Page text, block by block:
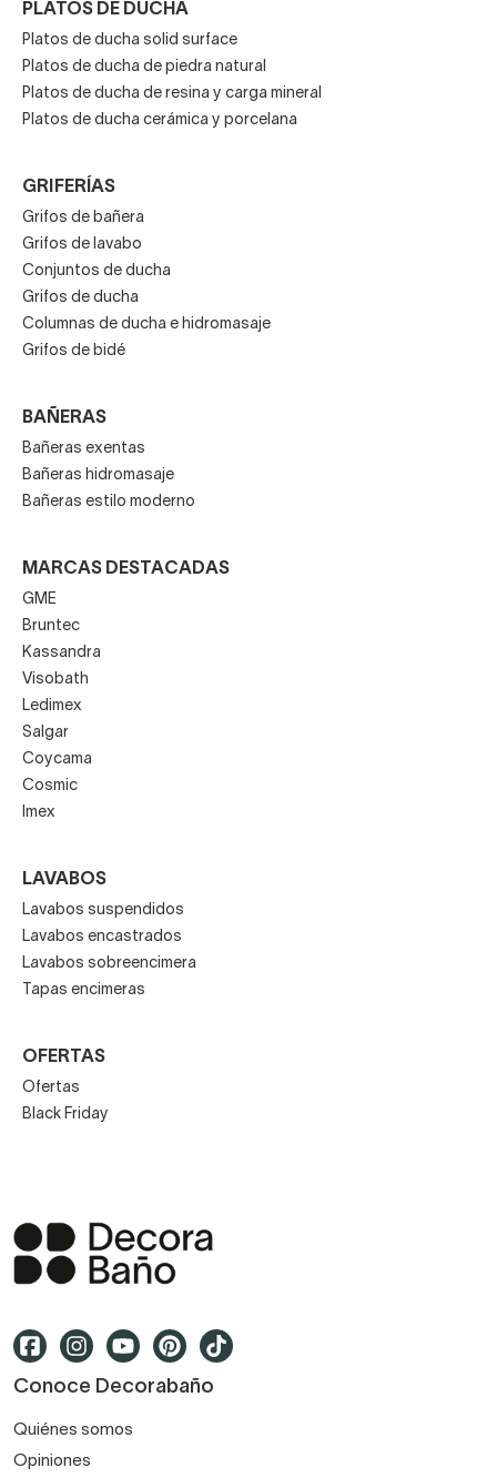
PLATOS DE DUCHA
Platos de ducha solid surface
Platos de ducha de piedra natural
Platos de ducha de resina y carga mineral
Platos de ducha cerámica y porcelana
GRIFERÍAS
Grifos de bañera
Grifos de lavabo
Conjuntos de ducha
Grifos de ducha
Columnas de ducha e hidromasaje
Grifos de bidé
BAÑERAS
Bañeras exentas
Bañeras hidromasaje
Bañeras estilo moderno
MARCAS DESTACADAS
GME
Bruntec
Kassandra
Visobath
Ledimex
Salgar
Coycama
Cosmic
Imex
LAVABOS
Lavabos suspendidos
Lavabos encastrados
Lavabos sobreencimera
Tapas encimeras
OFERTAS
Ofertas
Black Friday
Conoce Decorabaño
Quiénes somos
Opiniones